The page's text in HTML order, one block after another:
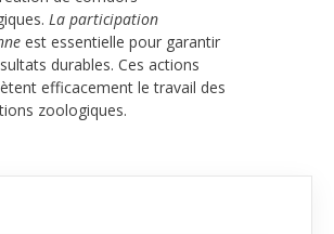
La participation
est essentielle pour garantir
durables. Ces actions
efficacement le travail des
zoologiques.